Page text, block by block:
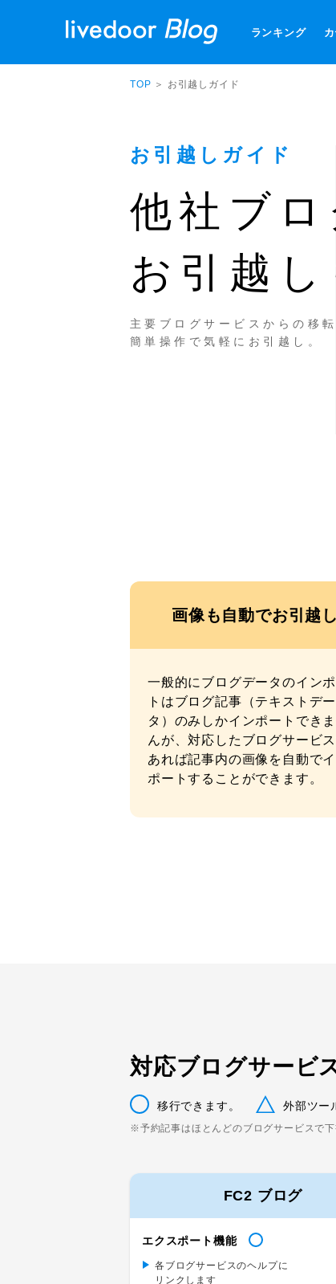
ランキング
TOP ＞ お引越しガイド
お引越しガイド
他社ブ
お引越
主要ブログサービスからの移転
簡単操作で気軽にお引越し。
画像も自動でお引越し
一般的にブログデータのイン
トはブログ記事（テキストデー
タ）のみしかインポートでき
んが、対応したブログサービ
あれば記事内の画像を自動で
ポートすることができます。
対応ブログサービ
移行できます。 外部ツー
※予約記事はほとんどのブログサービスで下
FC2 ブログ
エクスポート機能
各ブログサービスのヘルプに
リンクします